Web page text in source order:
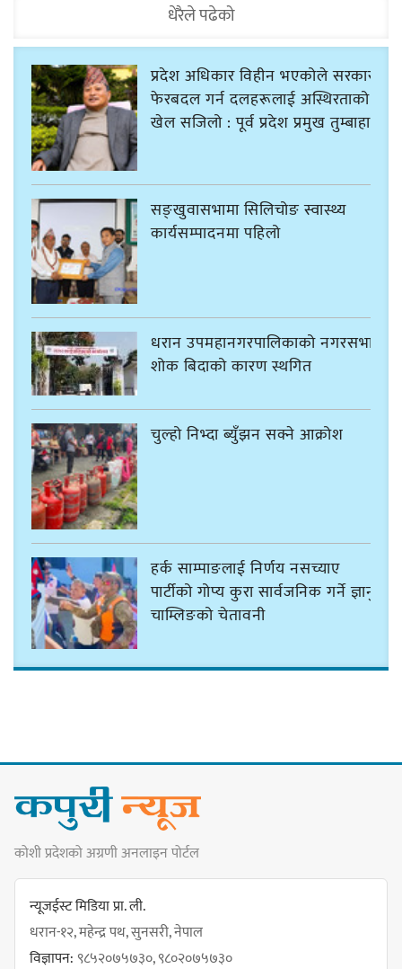
धेरैले पढेको
प्रदेश अधिकार विहीन भएकोले सरकार
फेरबदल गर्न दलहरूलाई अस्थिरताको
खेल सजिलो : पूर्व प्रदेश प्रमुख तुम्बाहाङ
सङ्खुवासभामा सिलिचोङ स्वास्थ्य
कार्यसम्पादनमा पहिलो
धरान उपमहानगरपालिकाको नगरसभा
शोक बिदाको कारण स्थगित
चुल्हो निभ्दा ब्युँझन सक्ने आक्रोश
हर्क साम्पाङलाई निर्णय नसच्याए
पार्टीको गोप्य कुरा सार्वजनिक गर्ने ज्ञानु
चाम्लिङको चेतावनी
नयाँ सेउती पूल नजिक दुर्घटनाको
जोखिमको ट्राफिक सचेतना गराउँदै
सिलाम साक्मा
कोशी प्रदेशको अग्रणी अनलाइन पोर्टल
न्यूजईस्ट मिडिया प्रा. ली.
धरान-१२, महेन्द्र पथ, सुनसरी, नेपाल
विज्ञापन:९८५२०७५७३०, ९८०२०७५७३०